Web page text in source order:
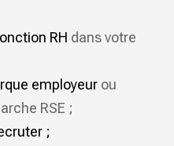
RH dans votre
employeur ou
RSE ;
;